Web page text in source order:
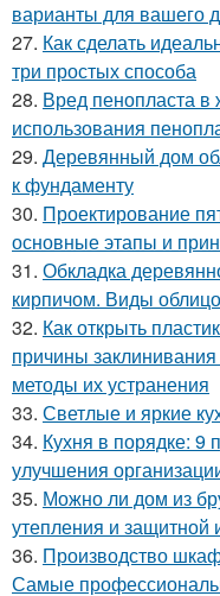
варианты для вашего
27. Как сделать
три простых способа
28. Вред пенопласта
использования
29. Деревянный дом
к фундаменту
30. Проектирование
основные этапы и
31. Обкладка
кирпичом. Виды
32. Как открыть
причины
методы их устранения
33. Светлые и яркие
34. Кухня в порядке: 9
улучшения
35. Можно ли дом из
утепления и защитной
36. Производство
Самые